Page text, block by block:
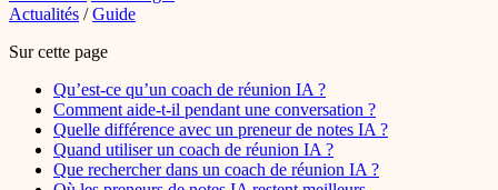
Actualités / Guide
Sur cette page
Qu’est-ce qu’un coach de réunion IA ?
Comment aide-t-il pendant une conversation ?
Quelle différence avec un preneur de notes IA ?
Quand utiliser un coach de réunion IA ?
Que rechercher dans un coach de réunion IA ?